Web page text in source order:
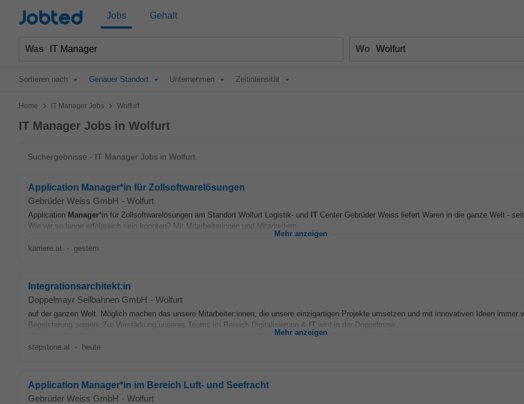
Jobted Jobs Gehalt
Was Wo
Sortieren nach Genauer Standort Unternehmen Zeitintensität
Home > IT Manager Jobs > Wolfurt
IT Manager Jobs in Wolfurt
Suchergebnisse - IT Manager Jobs in Wolfurt
Application Manager*in für Zollsoftwarelösungen
Gebrüder Weiss GmbH - Wolfurt
Application Manager*in für Zollsoftwarelösungen am Standort Wolfurt Logistik- und IT Center Gebrüder Weiss liefert Waren in die ganze Welt -
Wie wir so lange erfolgreich sein konnten? Mit Mitarbeiterinnen und Mitarbeitern...
Mehr anzeigen
karriere.at - gestern
Integrationsarchitekt:in
Doppelmayr Seilbahnen GmbH - Wolfurt
auf der ganzen Welt. Möglich machen das unsere Mitarbeiter:innen, die unsere einzigartigen Projekte umsetzen und mit innovativen Ideen immer
Begeisterung sorgen. Zur Verstärkung unseres Teams im Bereich Digitalisierung & IT wird in der Doppelmayr...
Mehr anzeigen
stepstone.at - heute
Application Manager*in im Bereich Luft- und Seefracht
Gebrüder Weiss GmbH - Wolfurt